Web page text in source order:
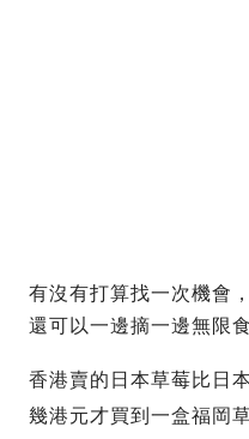
有沒有打算找一次機會
還可以一邊摘一邊無限
香港賣的日本草莓比日
幾港元才買到一盒福岡